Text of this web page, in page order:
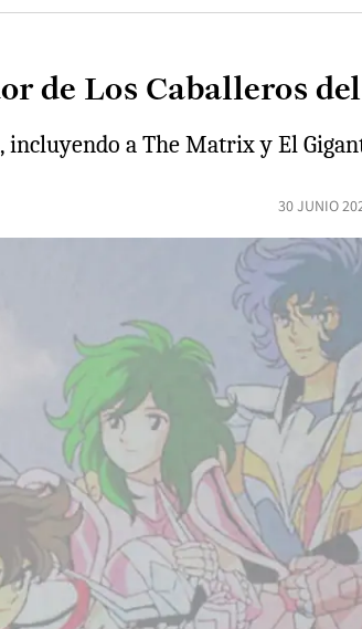
de Los Caballeros
a The Matrix y El
30 JUNIO